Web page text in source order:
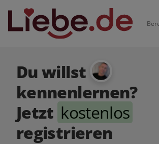
Du willst
kennenlernen?
Jetzt kostenlos
registrieren